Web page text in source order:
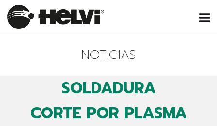
NOTICIAS
SOLDADURA
CORTE POR PLASMA